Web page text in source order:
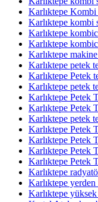
Karlıktepe
Karlıktepe kombi
Karlıktepe
Karlıktepe
Karlıktepe
Karlıktepe petek
Karlıktepe Petek
Karlıktepe petek
Karlıktepe Petek
Karlıktepe Petek
Karlıktepe petek
Karlıktepe Petek
Karlıktepe Petek
Karlıktepe Petek
Karlıktepe Petek
Karlıktepe
Karlıktepe yerden
Karlıktepe yüksek